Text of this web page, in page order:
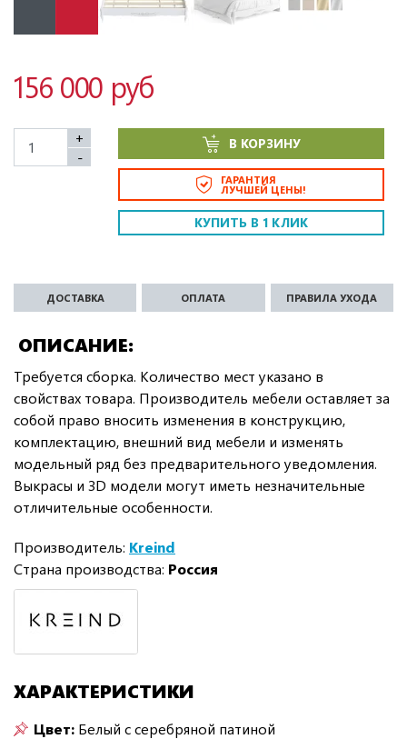
156 000 руб
+
-
В КОРЗИНУ
ГАРАНТИЯ
ЛУЧШЕЙ ЦЕНЫ!
КУПИТЬ В 1 КЛИК
ОПИСАНИЕ
ДОСТАВКА ОПЛАТА ПРАВИЛА УХОДА
Требуется сборка. Количество мест указано в
свойствах товара. Производитель мебели оставляет за
собой право вносить изменения в конструкцию,
комплектацию, внешний вид мебели и изменять
модельный ряд без предварительного уведомления.
Выкрасы и 3D модели могут иметь незначительные
отличительные особенности.
Производитель: Kreind
Страна производства: Россия
ХАРАКТЕРИСТИКИ
Цвет: Белый с серебряной патиной